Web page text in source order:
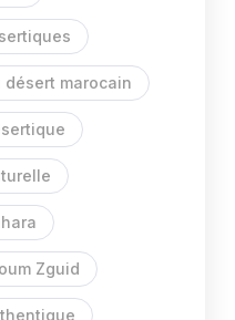
désert marocain
Zguid